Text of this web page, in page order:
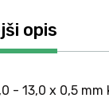
opis
- 13,0 x 0,5